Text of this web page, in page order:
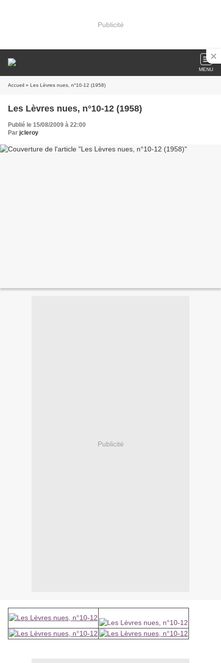
Publicité
MENU
Accueil » Les Lèvres nues, n°10-12 (1958)
Les Lèvres nues, n°10-12 (1958)
Publié le 15/08/2009 à 22:00
Par jcleroy
Publicité